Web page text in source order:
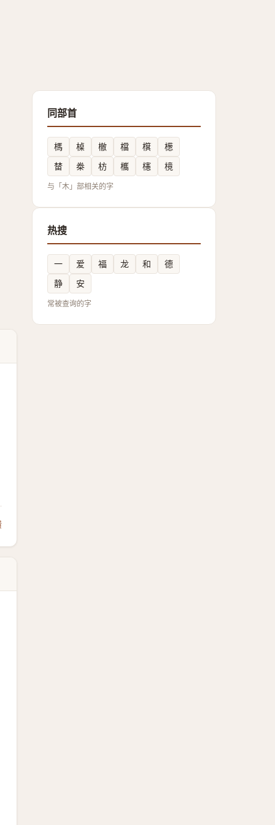
同部首
榪 槕 㯙 檔 檱
檧
榃
桊 枋 欈 櫶 樈
与「木」部相关的字
热搜
一 爱 福 龙 和
德
静
安
常被查询的字